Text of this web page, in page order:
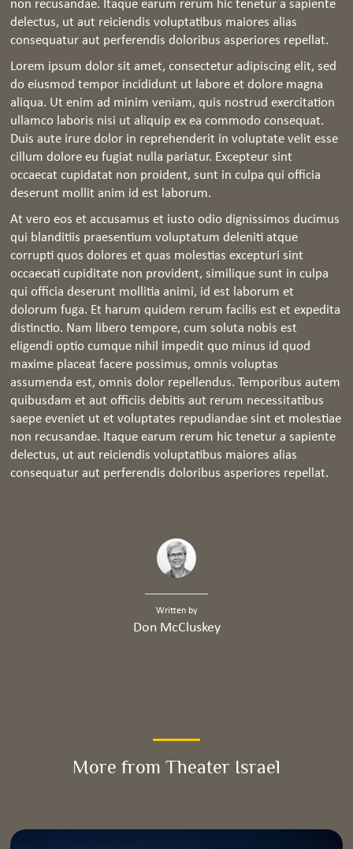
Written by
Don McCluskey
delectus, ut aut reiciendis voluptatibus maiores alias
consequatur aut perferendis doloribus asperiores repellat.
Lorem ipsum dolor sit amet, consectetur adipiscing elit, sed
do eiusmod tempor incididunt ut labore et dolore magna
aliqua. Ut enim ad minim veniam, quis nostrud exercitation
ullamco laboris nisi ut aliquip ex ea commodo consequat.
Duis aute irure dolor in reprehenderit in voluptate velit esse
cillum dolore eu fugiat nulla pariatur. Excepteur sint
occaecat cupidatat non proident, sunt in culpa qui officia
deserunt mollit anim id est laborum.
At vero eos et accusamus et iusto odio dignissimos ducimus
qui blanditiis praesentium voluptatum deleniti atque
corrupti quos dolores et quas molestias excepturi sint
occaecati cupiditate non provident, similique sunt in culpa
qui officia deserunt mollitia animi, id est laborum et
dolorum fuga. Et harum quidem rerum facilis est et expedita
distinctio. Nam libero tempore, cum soluta nobis est
eligendi optio cumque nihil impedit quo minus id quod
maxime placeat facere possimus, omnis voluptas
assumenda est, omnis dolor repellendus. Temporibus autem
quibusdam et aut officiis debitis aut rerum necessitatibus
saepe eveniet ut et voluptates repudiandae sint et molestiae
non recusandae. Itaque earum rerum hic tenetur a sapiente
delectus, ut aut reiciendis voluptatibus maiores alias
consequatur aut perferendis doloribus asperiores repellat.
More from Theater Israel